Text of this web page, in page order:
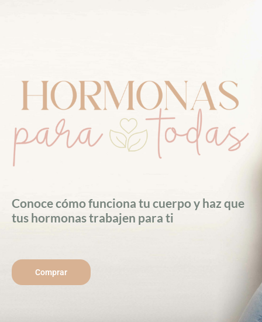
Conoce cómo funciona tu cuerpo y haz que
tus hormonas trabajen para ti
Comprar